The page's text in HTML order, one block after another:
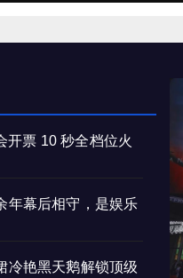
开票 10 秒全档位火
年幕后相守，是娱乐
冷艳黑天鹅解锁顶级